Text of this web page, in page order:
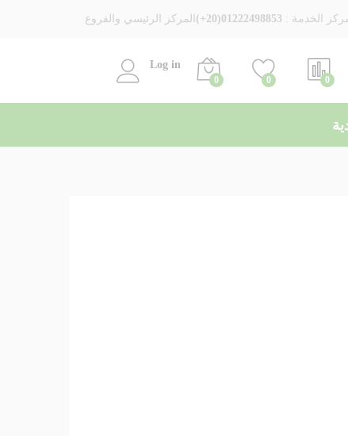
الخدمة : 01222498853(20+) المركز الرئيسي والفروع
0
0
0
Log in
Add to Cart